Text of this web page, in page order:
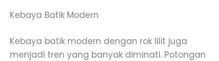
Kebaya Batik Modern
Kebaya batik modern dengan rok lilit juga
menjadi tren yang banyak diminati. Potongan